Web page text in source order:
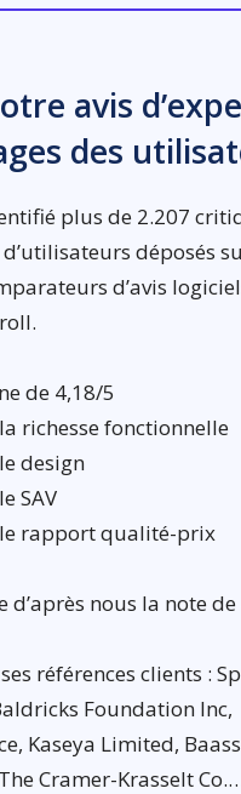
avis
des
plus de 2.207
déposés
d’avis
de 4,18/5
richesse fonctionnelle
design
SAV
rapport qualité-prix
nous la note de
références clients :
Foundation Inc,
Kaseya Limited,
Cramer-Krasselt